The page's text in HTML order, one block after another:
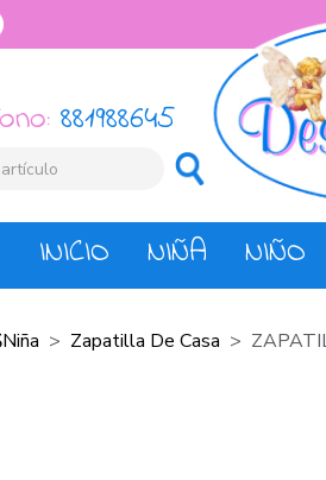
881988645
INICIO NIÑA NIÑO
Niña Zapatilla De Casa